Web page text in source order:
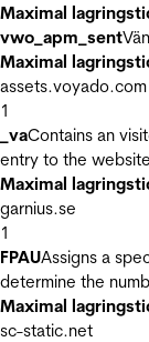
Maximal
vwo_apm_sent
Maximal
assets.voyado.com
1
_vaContains an
entry to the
Maximal
garnius.se
1
FPAUAssigns a
determine the
Maximal
sc-static.net